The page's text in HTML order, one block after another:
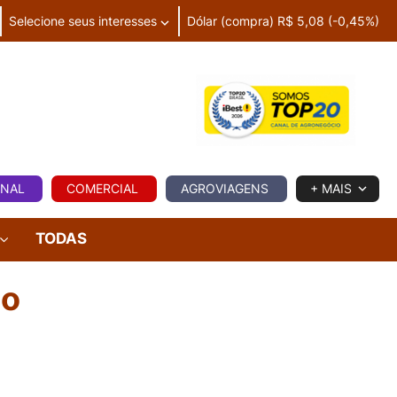
Selecione seus interesses Dólar (compra) R$ 5,08 (-0,45%)
COMERCIAL AGROVIAGENS + MAIS
TODAS